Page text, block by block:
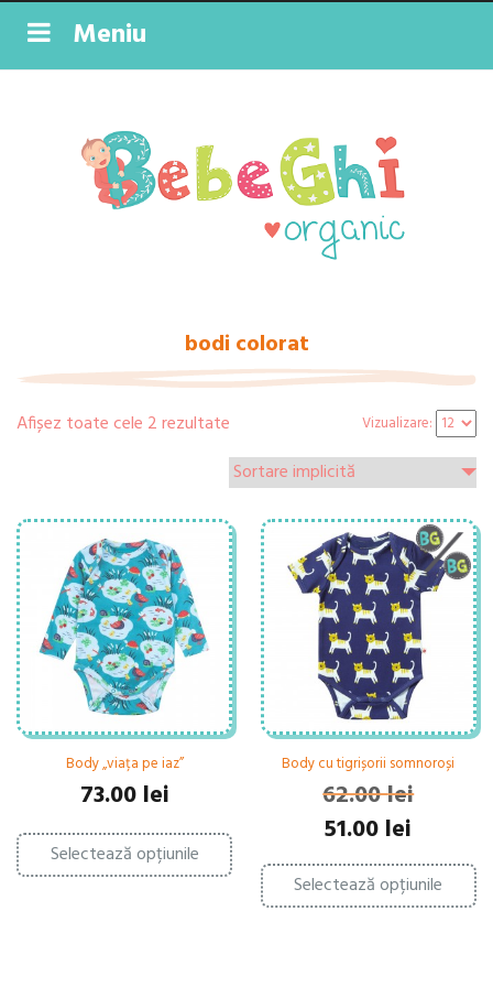
Meniu
bodi colorat
Afișez toate cele 2 rezultate Vizualizare:
Body „viața pe iaz”
73.00 lei
Selectează opțiunile
Acest
produs
are
multe
Body cu tigrișorii somnoroși
62.00lei
Prețul
inițial
a
fost:
62.00 lei.
51.00 lei
este:
51.00 lei.
Selectează opțiunile